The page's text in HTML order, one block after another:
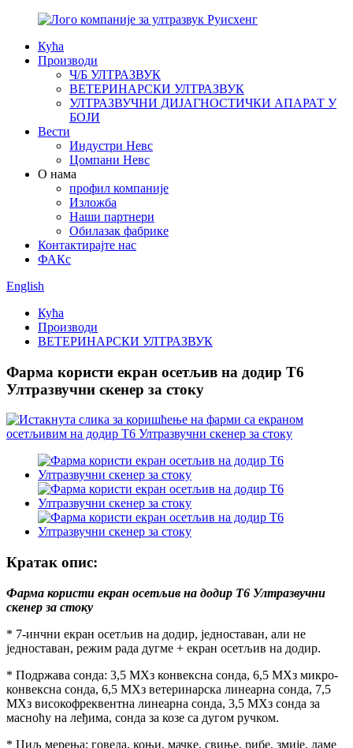
Кућа
Производи
Ч/Б УЛТРАЗВУК
ВЕТЕРИНАРСКИ УЛТРАЗВУК
УЛТРАЗВУЧНИ ДИЈАГНОСТИЧКИ АПАРАТ У
БОЈИ
Вести
Индустри Невс
Цомпани Невс
О нама
профил компаније
Изложба
Наши партнери
Обилазак фабрике
Контактирајте нас
ФАКс
English
Кућа
Производи
ВЕТЕРИНАРСКИ УЛТРАЗВУК
Фарма користи екран осетљив на додир Т6
Ултразвучни скенер за стоку
Кратак опис:
Фарма користи екран осетљив на додир Т6 Ултразвучни
скенер за стоку
* 7-инчни екран осетљив на додир, једноставан, али не
једноставан, режим рада дугме + екран осетљив на додир.
* Подржава сонда: 3,5 МХз конвексна сонда, 6,5 МХз микро-
конвексна сонда, 6,5 МХз ветеринарска линеарна сонда, 7,5
МХз високофреквентна линеарна сонда, 3,5 МХз сонда за
масноћу на леђима, сонда за козе са дугом ручком.
* Циљ мерења: говеда, коњи, мачке, свиње, рибе, змије, ламе